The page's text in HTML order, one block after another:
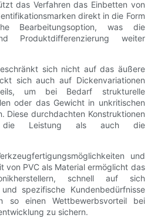
das Verfahren das Einbetten von
direkt in die Form
Bearbeitungsoption, was die
Produktdifferenzierung weiter
sich nicht auf das äußere
sich auch auf Dickenvariationen
um bei Bedarf strukturelle
oder das Gewicht in unkritischen
Diese durchdachten Konstruktionen
die Leistung als auch die
und
von PVC als Material ermöglicht das
schnell auf sich
spezifische Kundenbedürfnisse
so einen Wettbewerbsvorteil bei
zu sichern.